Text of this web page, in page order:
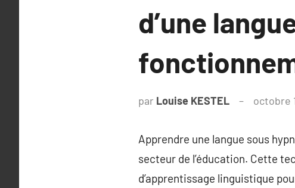
d’une
par Louise KESTEL octobre
Apprendre une langue sous
secteur de l’éducation. Cette
d’apprentissage linguistique